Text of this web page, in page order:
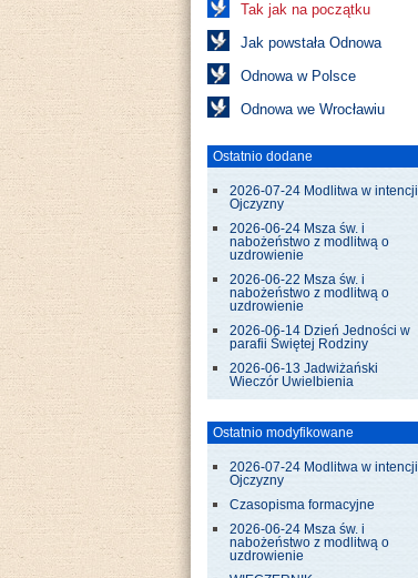
Tak jak na początku
Jak powstała Odnowa
Odnowa w Polsce
Odnowa we Wrocławiu
Ostatnio dodane
2026-07-24 Modlitwa w intencji
Ojczyzny
2026-06-24 Msza św. i
nabożeństwo z modlitwą o
uzdrowienie
2026-06-22 Msza św. i
nabożeństwo z modlitwą o
uzdrowienie
2026-06-14 Dzień Jedności w
parafii Świętej Rodziny
2026-06-13 Jadwiżański
Wieczór Uwielbienia
Ostatnio modyfikowane
2026-07-24 Modlitwa w intencji
Ojczyzny
Czasopisma formacyjne
2026-06-24 Msza św. i
nabożeństwo z modlitwą o
uzdrowienie